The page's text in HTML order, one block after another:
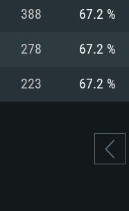
dur: 75.9
dur: 62,2
dur: 60,2
388 67.2 %
278 67.2 %
223 67.2 %